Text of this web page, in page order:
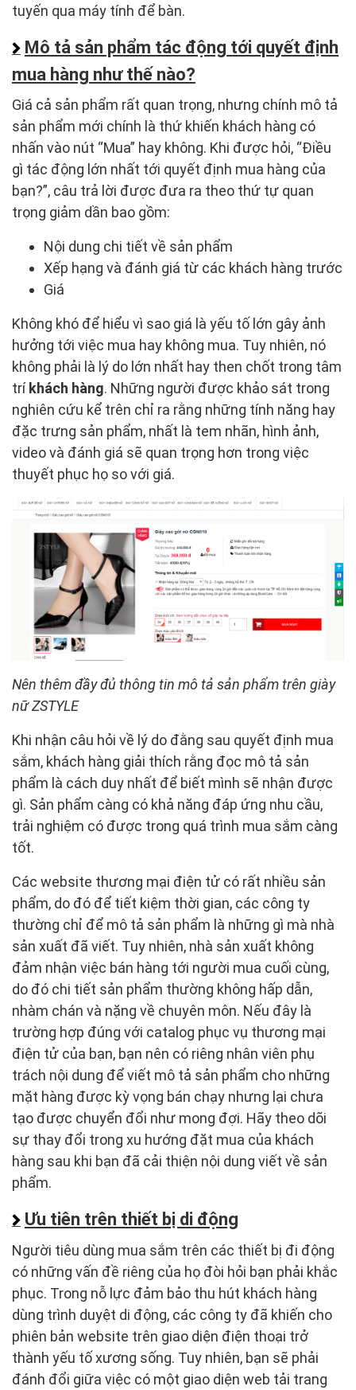
tuyến qua máy tính để bàn.
Mô tả sản phẩm tác động tới quyết định
mua hàng như thế nào?
Giá cả sản phẩm rất quan trọng, nhưng chính mô tả
sản phẩm mới chính là thứ khiến khách hàng có
nhấn vào nút “Mua” hay không. Khi được hỏi, “Điều
gì tác động lớn nhất tới quyết định mua hàng của
bạn?”, câu trả lời được đưa ra theo thứ tự quan
trọng giảm dần bao gồm:
Nội dung chi tiết về sản phẩm
Xếp hạng và đánh giá từ các khách hàng trước
Giá
Không khó để hiểu vì sao giá là yếu tố lớn gây ảnh
hưởng tới việc mua hay không mua. Tuy nhiên, nó
không phải là lý do lớn nhất hay then chốt trong tâm
trí khách hàng. Những người được khảo sát trong
nghiên cứu kể trên chỉ ra rằng những tính năng hay
đặc trưng sản phẩm, nhất là tem nhãn, hình ảnh,
video và đánh giá sẽ quan trọng hơn trong việc
thuyết phục họ so với giá.
Nên thêm đầy đủ thông tin mô tả sản phẩm trên giày
nữ ZSTYLE
Khi nhận câu hỏi về lý do đằng sau quyết định mua
sắm, khách hàng giải thích rằng đọc mô tả sản
phẩm là cách duy nhất để biết mình sẽ nhận được
gì. Sản phẩm càng có khả năng đáp ứng nhu cầu,
trải nghiệm có được trong quá trình mua sắm càng
tốt.
Các website thương mại điện tử có rất nhiều sản
phẩm, do đó để tiết kiệm thời gian, các công ty
thường chỉ để mô tả sản phẩm là những gì mà nhà
sản xuất đã viết. Tuy nhiên, nhà sản xuất không
đảm nhận việc bán hàng tới người mua cuối cùng,
do đó chi tiết sản phẩm thường không hấp dẫn,
nhàm chán và nặng về chuyên môn. Nếu đây là
trường hợp đúng với catalog phục vụ thương mại
điện tử của bạn, bạn nên có riêng nhân viên phụ
trách nội dung để viết mô tả sản phẩm cho những
mặt hàng được kỳ vọng bán chạy nhưng lại chưa
tạo được chuyển đổi như mong đợi. Hãy theo dõi
sự thay đổi trong xu hướng đặt mua của khách
hàng sau khi bạn đã cải thiện nội dung viết về sản
phẩm.
Ưu tiên trên thiết bị di động
Người tiêu dùng mua sắm trên các thiết bị đi động
có những vấn đề riêng của họ đòi hỏi bạn phải khắc
phục. Trong nỗ lực đảm bảo thu hút khách hàng
dùng trình duyệt di động, các công ty đã khiến cho
phiên bản website trên giao diện điện thoại trở
thành yếu tố xương sống. Tuy nhiên, bạn sẽ phải
đánh đổi giữa việc có một giao diện web tải trang